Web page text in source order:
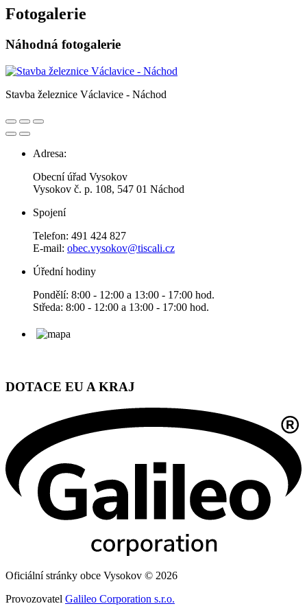
Fotogalerie
Náhodná fotogalerie
Stavba železnice Václavice - Náchod
Adresa:
Obecní úřad Vysokov
Vysokov č. p. 108, 547 01 Náchod
Spojení
Telefon: 491 424 827
E-mail: obec.vysokov@tiscali.cz
Úřední hodiny
Pondělí: 8:00 - 12:00 a 13:00 - 17:00 hod.
Středa: 8:00 - 12:00 a 13:00 - 17:00 hod.
DOTACE EU A KRAJ
Oficiální stránky obce Vysokov © 2026
Provozovatel Galileo Corporation s.r.o.